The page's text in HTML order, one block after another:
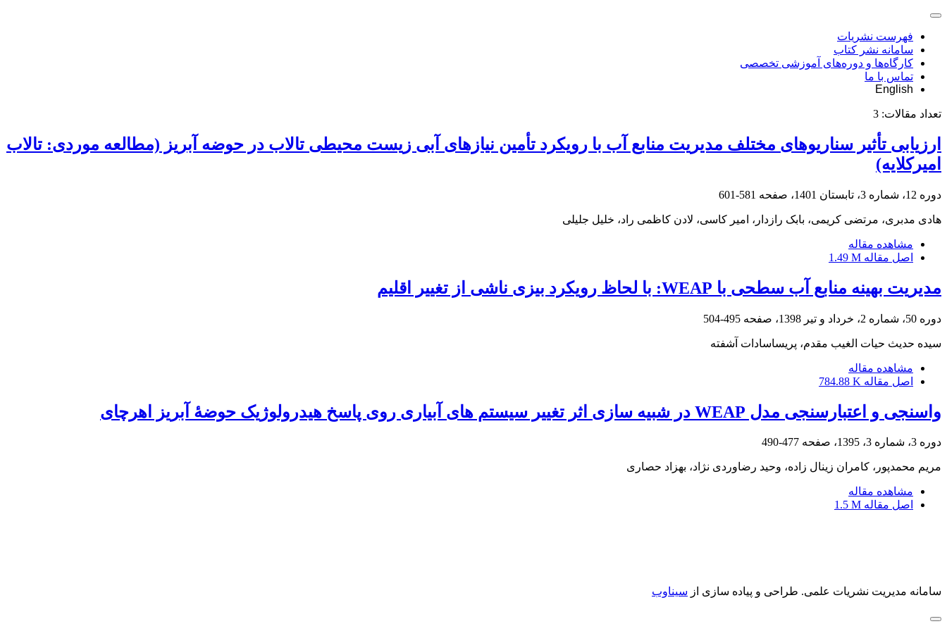
فهرست نشریات
سامانه نشر کتاب
کارگاه‌ها و دوره‌های آموزشی تخصصی
تماس با ما
English
تعداد مقالات: 3
ارزیابی تأثیر سناریوهای مختلف مدیریت منابع آب با رویکرد تأمین نیازهای آبی زیست محیطی تالاب در حوضه آبریز (مطالعه موردی: تالاب
امیرکلایه)
دوره 12، شماره 3، تابستان 1401، صفحه 581-601
هادی مدبری، مرتضی کریمی، بابک رازدار، امیر کاسی، لادن کاظمی راد، خلیل جلیلی
مشاهده مقاله
اصل مقاله 1.49 M
مدیریت بهینه منابع آب سطحی با WEAP: با لحاظ رویکرد بیزی ناشی از تغییر اقلیم
دوره 50، شماره 2، خرداد و تیر 1398، صفحه 495-504
سیده حدیث حیات الغیب مقدم، پریساسادات آشفته
مشاهده مقاله
اصل مقاله 784.88 K
واسنجی و اعتبار‌سنجی مدل WEAP در شبیه ‏سازی اثر تغییر سیستم ‏های آبیاری روی پاسخ هیدرولوژیک حوضۀ آبریز اهرچای
دوره 3، شماره 3، 1395، صفحه 477-490
مریم محمدپور، کامران زینال زاده، وحید رضاوردی نژاد، بهزاد حصاری
مشاهده مقاله
اصل مقاله 1.5 M
سامانه مدیریت نشریات علمی. طراحی و پیاده سازی از سیناوب